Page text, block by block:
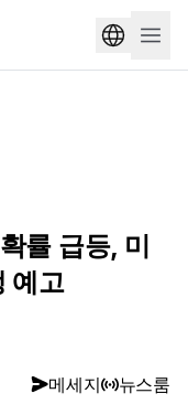
률 급등, 미
예고
메세지 뉴스룸